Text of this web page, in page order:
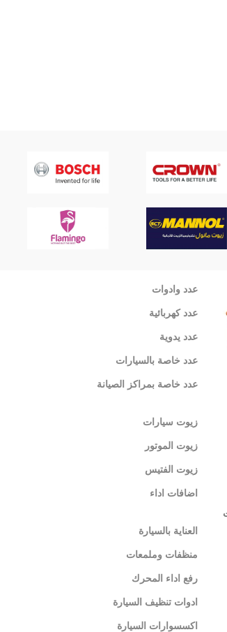
عدد وادوات
عدد كهربائية
عدد يدوية
عدد خاصة بالسيارات
عدد خاصة بمراكز الصيانة
زيوت سيارات
زيوت الموتور
زيوت الفتيس
اضافات اداء
العناية بالسيارة
منظفات وملمعات
رفع اداء المحرك
ادوات تنظيف السيارة
اكسسوارات السيارة